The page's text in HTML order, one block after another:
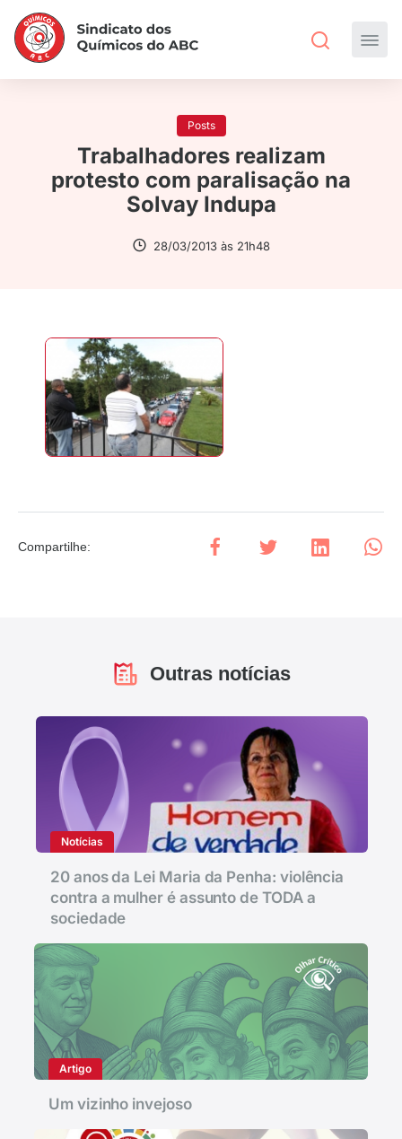
Posts
Trabalhadores realizam
protesto com paralisação na
Solvay Indupa
28/03/2013 às 21h48
Compartilhe:
Outras notícias
Notícias
20 anos da Lei Maria da Penha: violência
contra a mulher é assunto de TODA a
sociedade
Artigo
Um vizinho invejoso